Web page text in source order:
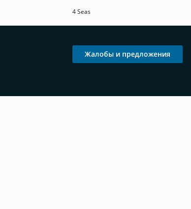
4 Seas
Жалобы и предложения